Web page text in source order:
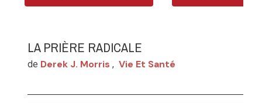
LA PRIÈRE RADICALE
de Derek J. Morris , Vie Et Santé